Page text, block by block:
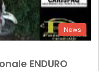
News
ENDURO